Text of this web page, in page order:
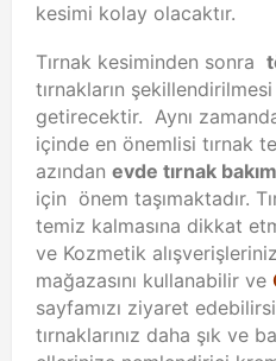
kesimi kolay olacaktır.
Tırnak kesiminden sonra
tırnakların şekillendirilmesi
getirecektir. Aynı
içinde en önemlisi tırnak
azından evde tırnak
için önem taşımaktadır.
temiz kalmasına dikkat
ve Kozmetik
mağazasını kullanabilir ve
sayfamızı ziyaret
tırnaklarınız daha şık ve